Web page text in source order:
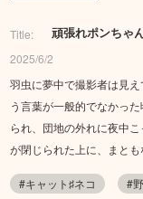
Title: 頑張れポンちゃ
2025/6/2
羽虫に夢中で撮影者は見
う言葉が一般的でなかっ
られ、団地の外れに夜中
が閉じられた上に、まと
#キャット♯ネコ #